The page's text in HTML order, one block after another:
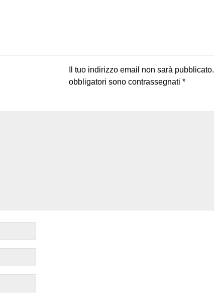
Il tuo indirizzo email non sarà pubblicato.
obbligatori sono contrassegnati *